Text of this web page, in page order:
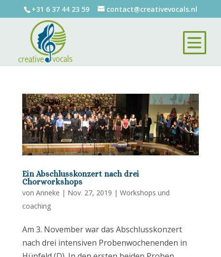
+31 6 37 44 23 59 contact@creativevocals.nl
Ein Abschlusskonzert nach drei
Chorworkshops
von Anneke | Nov. 27, 2019 | Workshops und
coaching
Am 3. November war das Abschlusskonzert
nach drei intensiven Probenwochenenden in